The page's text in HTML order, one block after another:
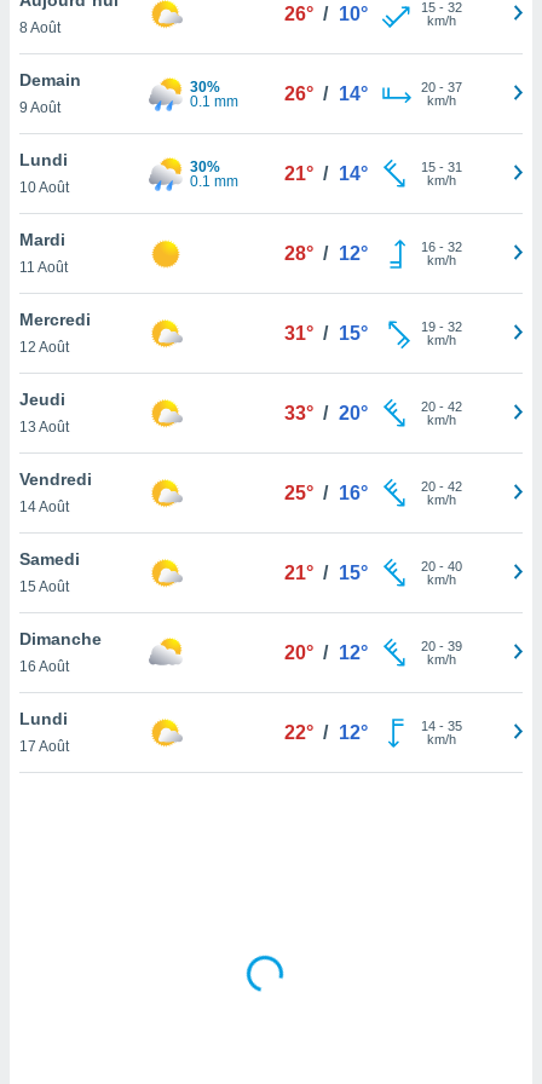
et
»,
au
vous
qu'ils
ou
le
ainsi
un
la
du
en
de
8 Août
26° / 10° 15- 32
km/h
Demain
9 Août
30%
0.1 mm
26° / 14° 20- 37
km/h
Lundi
10 Août
30%
0.1 mm
21° / 14° 15- 31
km/h
Mardi
11 Août
28° / 12° 16- 32
km/h
Mercredi
12 Août
31° / 15° 19- 32
km/h
Jeudi
13 Août
33° / 20° 20- 42
km/h
Vendredi
14 Août
25° / 16° 20- 42
km/h
Samedi
15 Août
21° / 15° 20- 40
km/h
Dimanche
16 Août
20° / 12° 20- 39
km/h
Lundi
17 Août
22° / 12° 14- 35
km/h